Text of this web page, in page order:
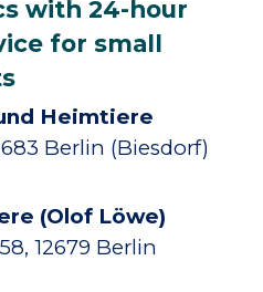
with 24-hour
for small
Heimtiere
Berlin (Biesdorf)
(Olof Löwe)
12679 Berlin